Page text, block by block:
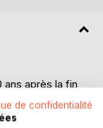
ans après la fin
d'une
de confidentialité